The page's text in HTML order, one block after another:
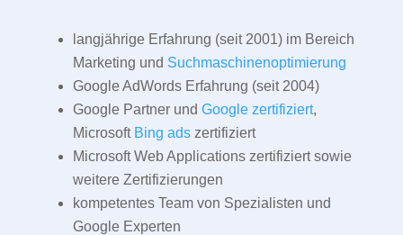
langjährige Erfahrung (seit 2001) im Bereich
Marketing und Suchmaschinenoptimierung
Google AdWords Erfahrung (seit 2004)
Google Partner und Google zertifiziert,
Microsoft Bing adszertifiziert
Microsoft Web Applications zertifiziert sowie
weitere Zertifizierungen
kompetentes Team von Spezialisten und
Google Experten